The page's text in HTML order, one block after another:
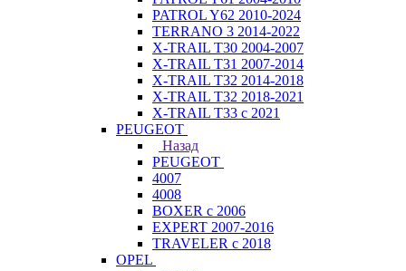
PATROL Y62 2010-2024
TERRANO 3 2014-2022
X-TRAIL T30 2004-2007
X-TRAIL T31 2007-2014
X-TRAIL T32 2014-2018
X-TRAIL T32 2018-2021
X-TRAIL T33 с 2021
PEUGEOT
Назад
PEUGEOT
4007
4008
BOXER с 2006
EXPERT 2007-2016
TRAVELER с 2018
OPEL